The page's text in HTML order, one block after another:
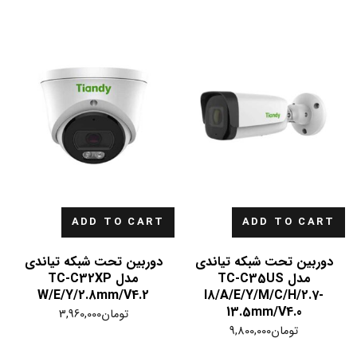
ADD TO CART
دوربین تحت شبکه تیاندی
مدل TC-C35US
I8/A/E/Y/M/C/H/2.7-
13.5mm/V4.0
تومان9,800,000
ADD TO CART
دوربین تحت شبکه تیاندی
مدل TC-C32XP
W/E/Y/2.8mm/V4.2
تومان3,960,000